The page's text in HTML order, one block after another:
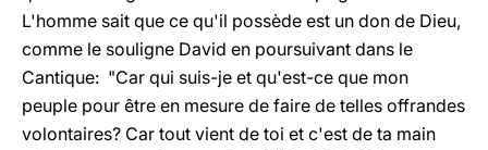
L'homme sait que ce qu'il possède est un don de Dieu,
comme le souligne David en poursuivant dans le
Cantique: "Car qui suis-je et qu'est-ce que mon
peuple pour être en mesure de faire de telles offrandes
volontaires? Car tout vient de toi et c'est de ta main